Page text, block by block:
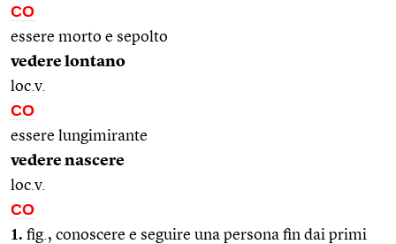
CO
essere morto e sepolto
vedere lontano
loc.v.
CO
essere lungimirante
vedere nascere
loc.v.
CO
1. fig., conoscere e seguire una persona fin dai primi